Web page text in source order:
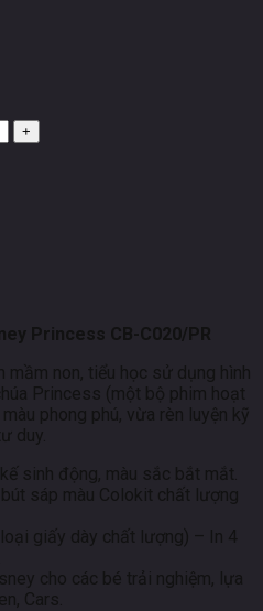
Princess CB-C020/PR
mầm non, tiểu học sử dụng hình
Princess (một bộ phim hoạt
phong phú, vừa rèn luyện kỹ
duy.
sinh động, màu sắc bắt mắt.
sáp màu Colokit chất lượng
giấy dày chất lượng) – In 4
cho các bé trải nghiệm, lựa
Cars.